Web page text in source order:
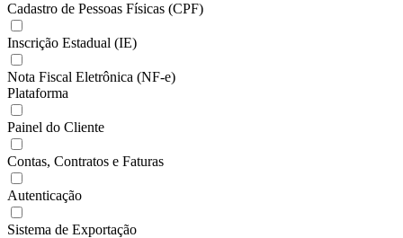
Cadastro de Pessoas Físicas (CPF)
Inscrição Estadual (IE)
Nota Fiscal Eletrônica (NF-e)
Plataforma
Painel do Cliente
Contas, Contratos e Faturas
Autenticação
Sistema de Exportação